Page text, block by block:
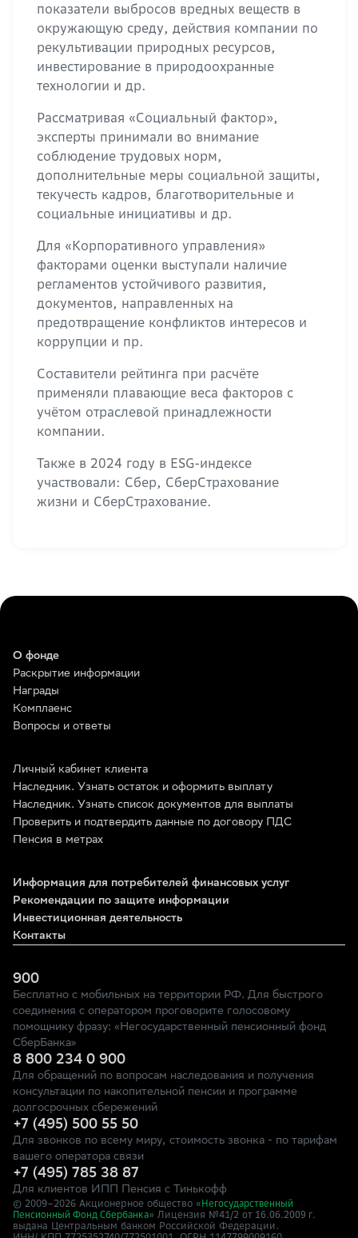
показатели выбросов вредных веществ в
окружающую среду, действия компании по
рекультивации природных ресурсов,
инвестирование в природоохранные
технологии и др.
Рассматривая «Социальный фактор»,
эксперты принимали во внимание
соблюдение трудовых норм,
дополнительные меры социальной защиты,
текучесть кадров, благотворительные и
социальные инициативы и др.
Для «Корпоративного управления»
факторами оценки выступали наличие
регламентов устойчивого развития,
документов, направленных на
предотвращение конфликтов интересов и
коррупции и пр.
Составители рейтинга при расчёте
применяли плавающие веса факторов с
учётом отраслевой принадлежности
компании.
Также в 2024 году в ESG-индексе
участвовали: Сбер, СберСтрахование
жизни и СберСтрахование.
О фонде
Раскрытие информации
Награды
Комплаенс
Вопросы и ответы
Личный кабинет клиента
Наследник. Узнать остаток и оформить выплату
Наследник. Узнать список документов для выплаты
Проверить и подтвердить данные по договору ПДС
Пенсия в метрах
Информация для потребителей финансовых услуг
Рекомендации по защите информации
Инвестиционная деятельность
Контакты
900
Бесплатно с мобильных на территории РФ. Для быстрого
соединения с оператором проговорите голосовому
помощнику фразу: «Негосударственный пенсионный фонд
СберБанка»
8 800 234 0 900
Для обращений по вопросам наследования и получения
консультации по накопительной пенсии и программе
долгосрочных сбережений
+7 (495) 500 55 50
Для звонков по всему миру, стоимость звонка - по тарифам
вашего оператора связи
+7 (495) 785 38 87
Для клиентов ИПП Пенсия с Тинькофф
© 2009–2026 Акционерное общество « Негосударственный
Пенсионный Фонд Сбербанка» Лицензия №41/2 от 16.06.2009 г.
выдана Центральным банком Российской Федерации.